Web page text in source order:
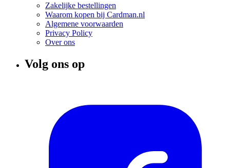
Zakelijke bestellingen
Waarom kopen bij Cardman.nl
Algemene voorwaarden
Privacy Policy
Over ons
Volg ons op